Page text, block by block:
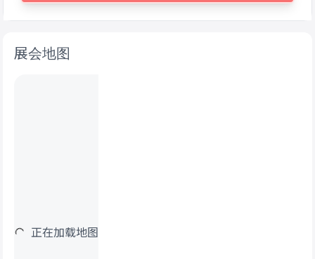
展会地图
正在加载地图